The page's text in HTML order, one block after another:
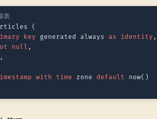
表
(
key generated always as identity ,
null ,
with time zone default now()